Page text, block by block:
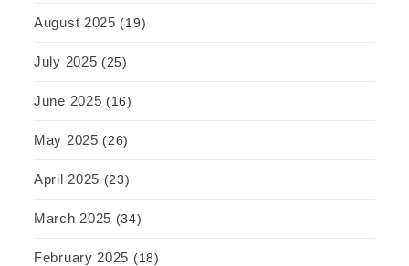
August 2025 (19)
July 2025 (25)
June 2025 (16)
May 2025 (26)
April 2025 (23)
March 2025 (34)
February 2025 (18)